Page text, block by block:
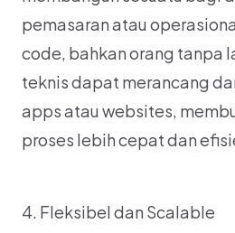
pemasaran atau
code, bahkan orang tanpa
teknis dapat merancang
apps atau websites,
proses lebih cepat dan
4. Fleksibel dan Scalable